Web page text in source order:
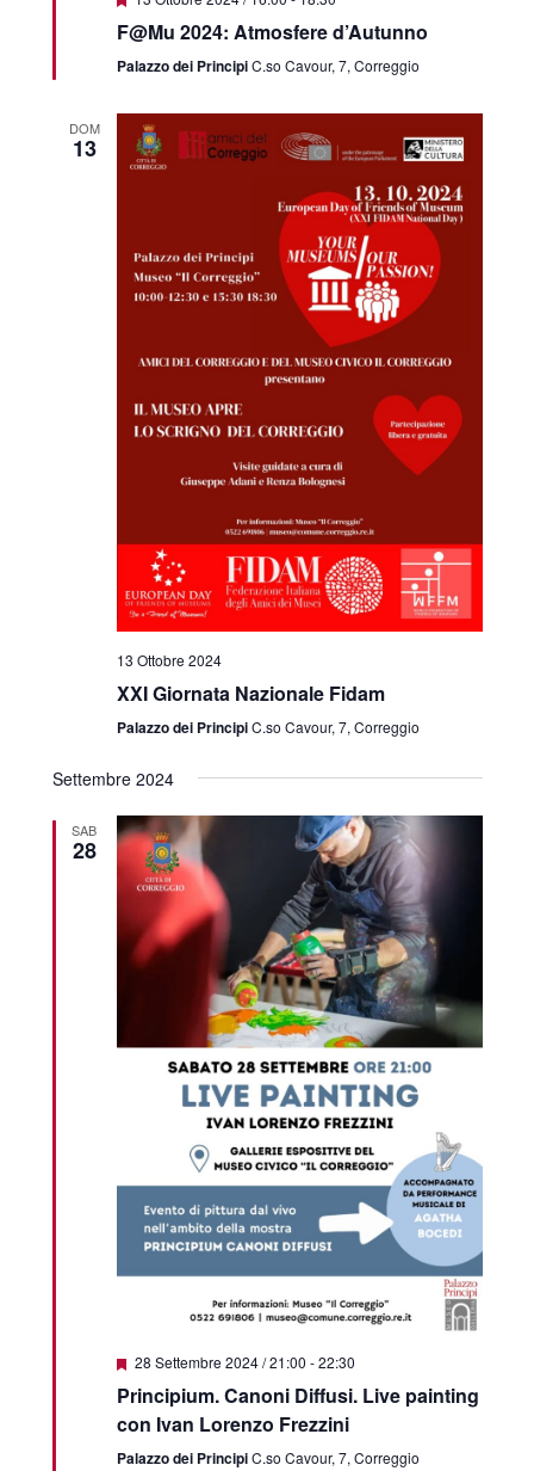
F@Mu 2024: Atmosfere d’Autunno
Palazzo dei PrincipiC.so Cavour, 7, Correggio
DOM
13
13 Ottobre 2024
XXI Giornata Nazionale Fidam
Palazzo dei PrincipiC.so Cavour, 7, Correggio
Settembre 2024
SAB
28
Segnalati
28 Settembre 2024 / 21:00 -22:30
Principium. Canoni Diffusi. Live painting
con Ivan Lorenzo Frezzini
Palazzo dei PrincipiC.so Cavour, 7, Correggio